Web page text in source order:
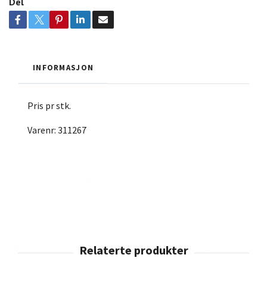
INFORMASJON
Pris pr stk.
Varenr: 311267